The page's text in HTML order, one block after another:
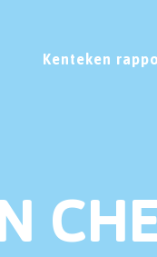
Kenteken